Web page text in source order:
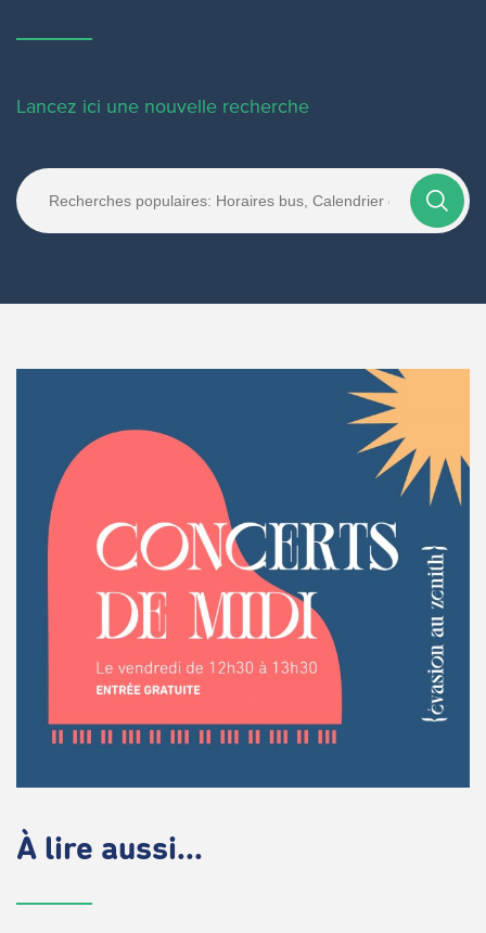
Lancez ici une nouvelle recherche
À lire aussi...